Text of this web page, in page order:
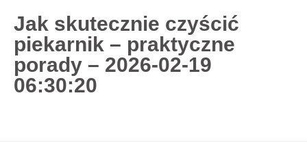
727 775 478
blisco.pl › Poradnik
piekarnik – praktyczne porady – 2026-02-19
Jak skutecznie czyścić
piekarnik – praktyczne
porady – 2026-02-19
06:30:20